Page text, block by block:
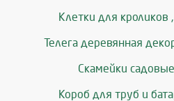
Клетки для кроликов
Телега деревянная
Скамейки
Короб для труб и